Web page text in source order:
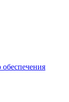
обеспечения